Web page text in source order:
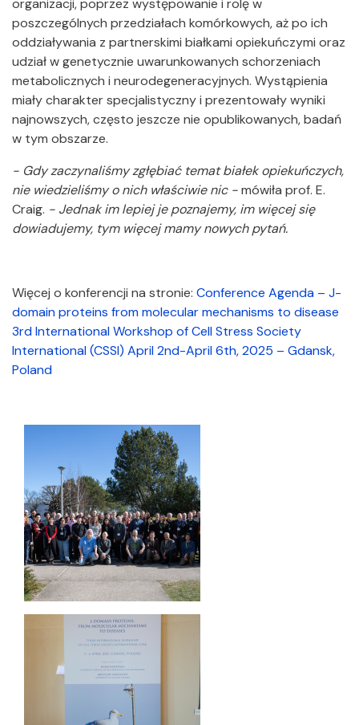
organizacji, poprzez występowanie i rolę w
poszczególnych przedziałach komórkowych, aż po ich
oddziaływania z partnerskimi białkami opiekuńczymi oraz
udział w genetycznie uwarunkowanych schorzeniach
metabolicznych i neurodegeneracyjnych. Wystąpienia
miały charakter specjalistyczny i prezentowały wyniki
najnowszych, często jeszcze nie opublikowanych, badań
w tym obszarze.
- Gdy zaczynaliśmy zgłębiać temat białek opiekuńczych,
nie wiedzieliśmy o nich właściwie nic -mówiła prof. E.
Craig. - Jednak im lepiej je poznajemy, im więcej się
dowiadujemy, tym więcej mamy nowych pytań.
Więcej o konferencji na stronie: Conference Agenda – J-
domain proteins from molecular mechanisms to disease
3rd International Workshop of Cell Stress Society
International (CSSI) April 2nd-April 6th, 2025 – Gdansk,
Poland